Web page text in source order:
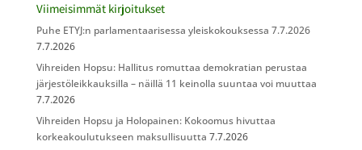
Viimeisimmät kirjoitukset
Puhe ETYJ:n parlamentaarisessa yleiskokouksessa 7.7.2026
7.7.2026
Vihreiden Hopsu: Hallitus romuttaa demokratian perustaa
järjestöleikkauksilla – näillä 11 keinolla suuntaa voi muuttaa
7.7.2026
Vihreiden Hopsu ja Holopainen: Kokoomus hivuttaa
korkeakoulutukseen maksullisuutta 7.7.2026